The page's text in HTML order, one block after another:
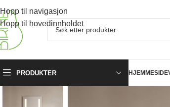
Hopp til navigasjon
Hopp til hovedinnholdet
PRODUKTER HJEMMESIDE